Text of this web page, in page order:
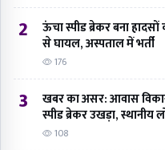
2
ऊंचा स्पीड ब्रेकर बना
से घायल, अस्पताल में भर्ती
176
3
खबर का असर: आवास
स्पीड ब्रेकर उखड़ा, स्थानीय
आभार
108